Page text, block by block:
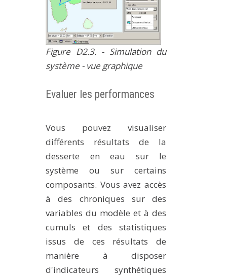
Figure D2.3. - Simulation du
système - vue graphique
Evaluer les performances
Vous pouvez visualiser
différents résultats de la
desserte en eau sur le
système ou sur certains
composants. Vous avez accès
à des chroniques sur des
variables du modèle et à des
cumuls et des statistiques
issus de ces résultats de
manière à disposer
d'indicateurs synthétiques